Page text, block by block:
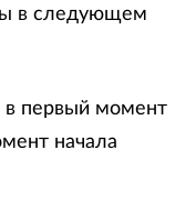
в следующем
первый момент
начала